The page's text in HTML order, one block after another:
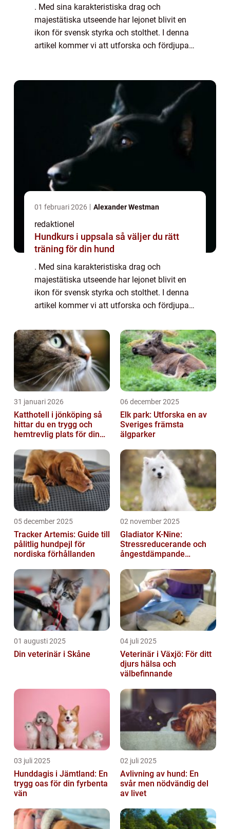
. Med sina karakteristiska drag och
majestätiska utseende har lejonet blivit en
ikon för svensk styrka och stolthet. I denna
artikel kommer vi att utforska och fördjupa
01 februari 2026 Alexander Westman
redaktionel
Hundkurs i uppsala så väljer du rätt
träning för din hund
. Med sina karakteristiska drag och
majestätiska utseende har lejonet blivit en
ikon för svensk styrka och stolthet. I denna
artikel kommer vi att utforska och fördjupa
dess historia till dess variationer oc...
31 januari 2026
Katthotell i jönköping så
hittar du en trygg och
hemtrevlig plats för din
06 december 2025
Elk park: Utforska en av
Sveriges främsta
älgparker
05 december 2025
Tracker Artemis: Guide till
pålitlig hundpejl för
nordiska förhållanden
02 november 2025
Gladiator K-Nine:
Stressreducerande och
ångestdämpande
01 augusti 2025
Din veterinär i Skåne
04 juli 2025
Veterinär i Växjö: För ditt
djurs hälsa och
välbefinnande
03 juli 2025
Hunddagis i Jämtland: En
trygg oas för din fyrbenta
vän
02 juli 2025
Avlivning av hund: En
svår men nödvändig del
av livet